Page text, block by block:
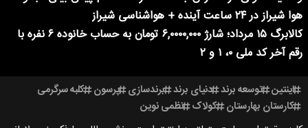
هوا شیراز در ۲۴ ساعت آینده + هواشناسی شیراز
کالابرگ ۱۵ مرداد؛ شارژ ۶,۰۰۰۰,۰۰۰ تومان به حساب خانوده ۶ نفره با
رقم آخر کد ملی ۰، ۱ و ۲
اینتین توسعه برند دنیای برند برندسازی پرسون کلبه سرگرمی
کارستان بهارستان کولاک نظمی نوین